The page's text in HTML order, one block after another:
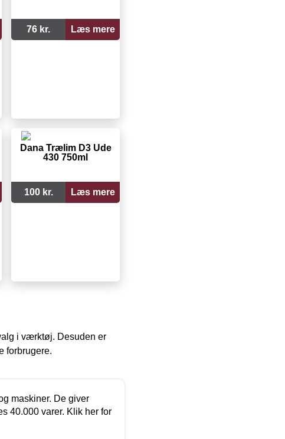
76 kr. Læs mere
Dana Trælim D3 Ude
430 750ml
100 kr. Læs mere
i værktøj. Desuden er
forbrugere.
maskiner. De giver
40.000 varer. Klik her for